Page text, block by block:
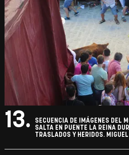
13.
SECUENCIA DE IMÁGENES DEL
SALTA EN PUENTE LA REINA
TRASLADOS Y HERIDOS.